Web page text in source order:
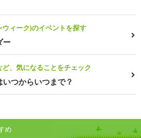
ィーク)のイベントを探す
ー
、気になることをチェック
つからいつまで？
め